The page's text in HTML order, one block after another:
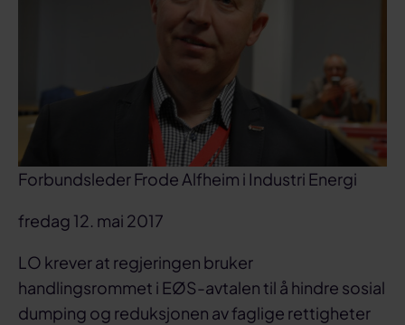
Forbundsleder Frode Alfheim i Industri Energi
fredag 12. mai 2017
LO krever at regjeringen bruker
handlingsrommet i EØS-avtalen til å hindre sosial
dumping og reduksjonen av faglige rettigheter